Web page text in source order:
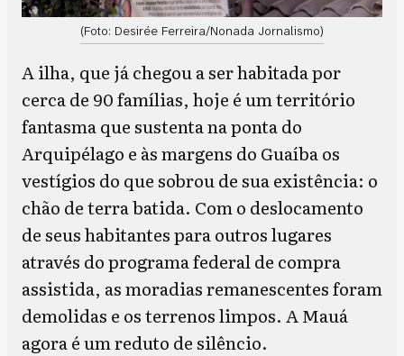
(Foto: Desirée Ferreira/Nonada Jornalismo)
A ilha, que já chegou a ser habitada por
cerca de 90 famílias, hoje é um território
fantasma que sustenta na ponta do
Arquipélago e às margens do Guaíba os
vestígios do que sobrou de sua existência: o
chão de terra batida. Com o deslocamento
de seus habitantes para outros lugares
através do programa federal de compra
assistida, as moradias remanescentes foram
demolidas e os terrenos limpos. A Mauá
agora é um reduto de silêncio.